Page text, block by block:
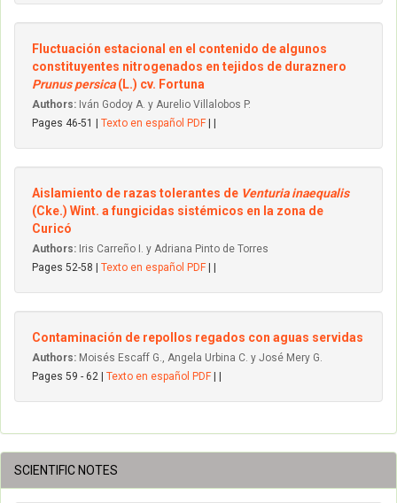
Fluctuación estacional en el contenido de algunos
constituyentes nitrogenados en tejidos de duraznero
Prunus persica(L.) cv. Fortuna
Authors: Iván Godoy A. y Aurelio Villalobos P.
Pages 46-51 | Texto en español PDF
Aislamiento de razas tolerantes de Venturia inaequalis
(Cke.) Wint. a fungicidas sistémicos en la zona de
Curicó
Authors: Iris Carreño I. y Adriana Pinto de Torres
Pages 52-58 | Texto en español PDF
Contaminación de repollos regados con aguas servidas
Authors: Moisés Escaff G., Angela Urbina C. y José Mery G.
Pages 59 - 62 | Texto en español PDF
SCIENTIFIC NOTES